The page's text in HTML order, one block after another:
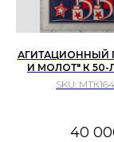
АГИТАЦИОННЫЙ
И МОЛОТ" К 50-
1972 Г.
SKU:
40